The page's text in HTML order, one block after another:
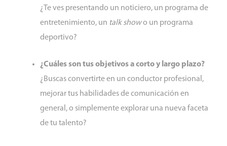
¿Te ves presentando un noticiero, un programa de
entretenimiento, un talk showo un programa
deportivo?
¿Cuáles son tus objetivos a corto y largo plazo?
¿Buscas convertirte en un conductor profesional,
mejorar tus habilidades de comunicación en
general, o simplemente explorar una nueva faceta
de tu talento?